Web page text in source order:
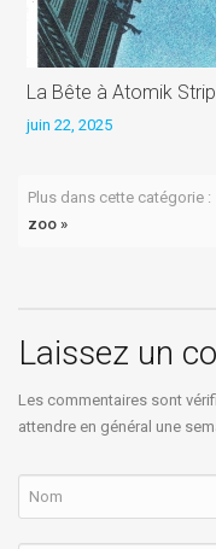
La Bête à Atomik Strip
juin 22, 2025
Plus dans cette catégorie :
zoo »
Laissez un
Les commentaires sont
attendre en général une